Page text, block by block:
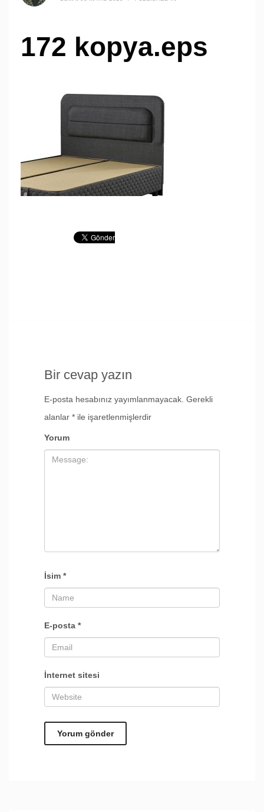
172 kopya.eps
Bir cevap yazın
E-posta hesabınız yayımlanmayacak. Gerekli
alanlar * ile işaretlenmişlerdir
Yorum
İsim *
E-posta *
İnternet sitesi